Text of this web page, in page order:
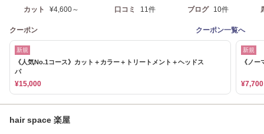
カット ¥4,600～ 口コミ 11件 ブログ 10件
クーポン クーポン一覧へ
新規
《人気No.1コース》カット＋カラー＋トリートメント＋ヘッドス
パ
¥15,000
新規
《ノ
¥7,700
hair space 楽屋